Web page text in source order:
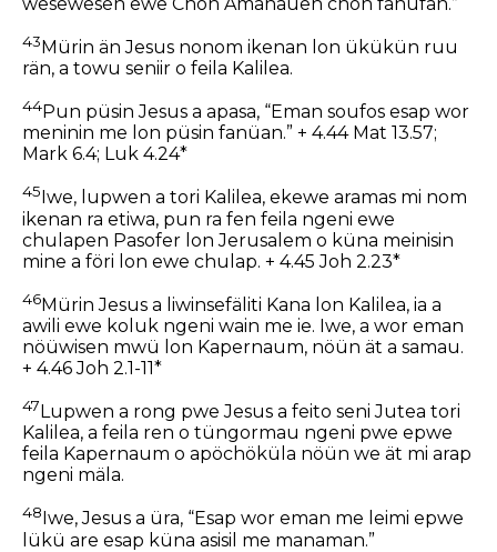
43Mürin än Jesus nonom ikenan lon ükükün ruu
rän, a towu seniir o feila Kalilea.
44Pun püsin Jesus a apasa, “Eman soufos esap wor
meninin me lon püsin fanüan.” + 4.44 Mat 13.57;
Mark 6.4; Luk 4.24*
45 Iwe, lupwen a tori Kalilea, ekewe aramas mi nom
ikenan ra etiwa, pun ra fen feila ngeni ewe
chulapen Pasofer lon Jerusalem o küna meinisin
mine a föri lon ewe chulap. + 4.45 Joh 2.23*
46Mürin Jesus a liwinsefäliti Kana lon Kalilea, ia a
awili ewe koluk ngeni wain me ie. Iwe, a wor eman
nöüwisen mwü lon Kapernaum, nöün ät a samau.
+ 4.46 Joh 2.1-11*
47 Lupwen a rong pwe Jesus a feito seni Jutea tori
Kalilea, a feila ren o tüngormau ngeni pwe epwe
feila Kapernaum o apöchöküla nöün we ät mi arap
ngeni mäla.
48 Iwe, Jesus a üra, “Esap wor eman me leimi epwe
lükü are esap küna asisil me manaman.”